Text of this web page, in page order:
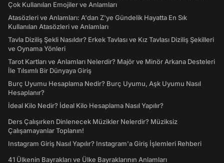
Çok Kullanılan Emojiler ve Anlamları
Atasözleri ve Anlamları: A'dan Z'ye Gündelik Hayatta En Sık
Kullanılan Atasözleri ve Anlamları
Tavla Diziliş Şekli Nasıldır? Erkek Tavlası ve Kız Tavlası Diziliş Şekilleri
ve Oynama Yönleri
Tarot Kartları ve Anlamları Nelerdir? Majör ve Minör Arkana Desteleri
İle Tılsımlı Bir Dünyaya Giriş
Burç Uyumu Hesaplama Nedir? Burç Uyumu, Aşk Uyumu Nasıl
Hesaplanır?
İdeal Kilo Nedir? İdeal Kilo Hesaplama Nasıl Yapılır?
Ders Çalışırken Dinlenecek Müzikler Nelerdir? Müziksiz
Çalışamayanlar Toplanın!
Instagram Giriş Nasıl Yapılır? Instagram'a Giriş İşlemleri Rehberi
41 Ülkenin Bayrakları ve Ülke Bayraklarının Anlamları